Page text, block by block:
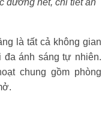
đường nét, chi tiết ấn
là tất cả không gian
ánh sáng tự nhiên.
chung gồm phòng